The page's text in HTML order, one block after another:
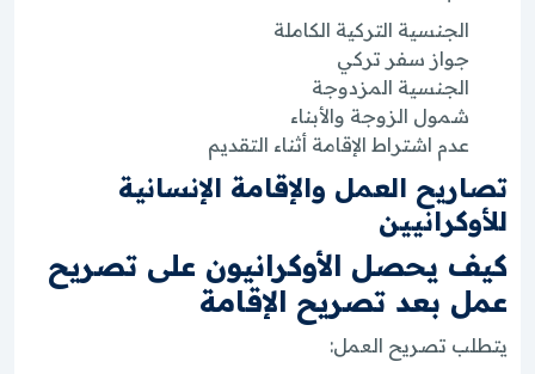
الجنسية التركية الكاملة
جواز سفر تركي
الجنسية المزدوجة
شمول الزوجة والأبناء
عدم اشتراط الإقامة أثناء التقديم
تصاريح العمل والإقامة الإنسانية
للأوكرانيين
كيف يحصل الأوكرانيون على تصريح
عمل بعد تصريح الإقامة
يتطلب تصريح العمل: